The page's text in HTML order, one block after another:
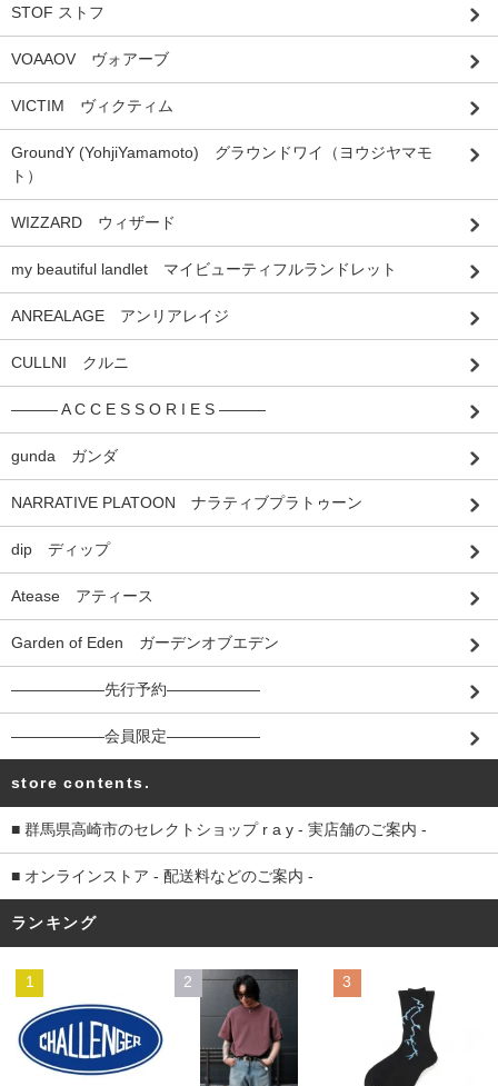
STOF ストフ
VOAAOV ヴォアーブ
VICTIM ヴィクティム
GroundY (YohjiYamamoto) グラウンドワイ（ヨウジヤマモ
ト）
WIZZARD ウィザード
my beautiful landlet マイビューティフルランドレット
ANREALAGE アンリアレイジ
CULLNI クルニ
――― A C C E S S O R I E S ―――
gunda ガンダ
NARRATIVE PLATOON ナラティブプラトゥーン
dip ディップ
Atease アティース
Garden of Eden ガーデンオブエデン
――――――先行予約――――――
――――――会員限定――――――
store contents.
■ 群馬県高崎市のセレクトショップ r a y - 実店舗のご案内 -
■ オンラインストア - 配送料などのご案内 -
ランキング
1 2 3